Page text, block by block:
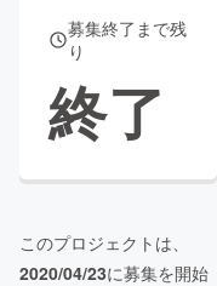
募集終了まで残
り
終了
このプロジェクトは、
2020/04/23に募集を開始